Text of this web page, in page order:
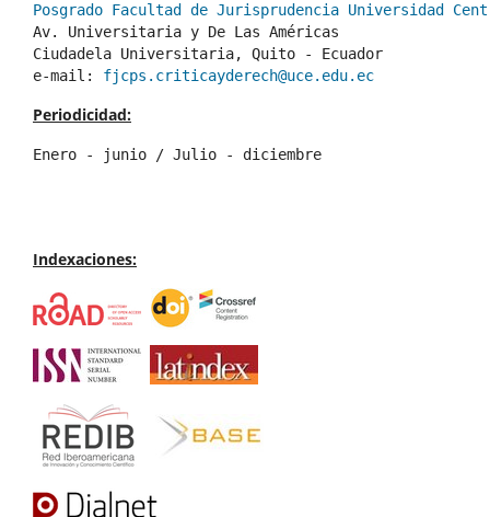
Posgrado Facultad de Jurisprudencia Universidad
Av. Universitaria y De Las Américas
Ciudadela Universitaria, Quito - Ecuador
e-mail: fjcps.criticayderech@uce.edu.ec
Periodicidad:
Enero - junio / Julio - diciembre
Indexaciones: